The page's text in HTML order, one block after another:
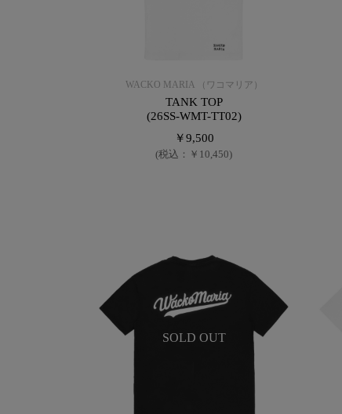
WACKO MARIA （ワコマリア）
TANK TOP
(26SS-WMT-TT02)
￥9,500
(税込：￥10,450)
SOLD OUT